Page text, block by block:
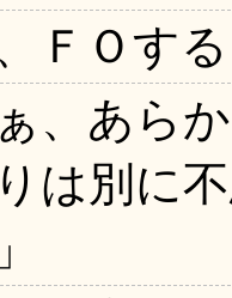
、ＦＯす
ぁ、あら
は別に